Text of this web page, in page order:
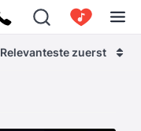
Relevanteste zuerst